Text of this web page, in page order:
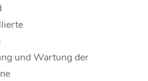
und Wartung der